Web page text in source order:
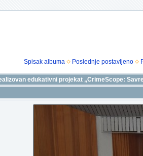
Spisak albuma Poslednje postavljeno
edukativni projekat „CrimeScope: